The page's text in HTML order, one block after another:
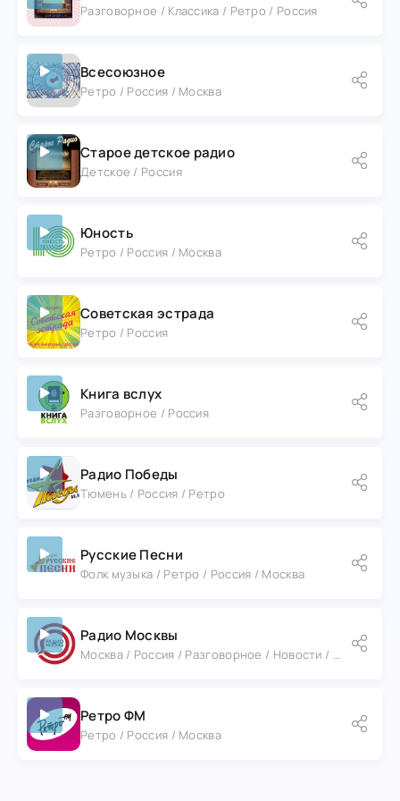
Разговорное / Классика / Ретро / Россия
Всесоюзное
Ретро / Россия / Москва
Старое детское радио
Детское / Россия
Юность
Ретро / Россия / Москва
Советская эстрада
Ретро / Россия
Книга вслух
Разговорное / Россия
Радио Победы
Тюмень / Россия / Ретро
Русские Песни
Фолк музыка / Ретро / Россия / Москва
Радио Москвы
Ретро ФМ
Ретро / Россия / Москва